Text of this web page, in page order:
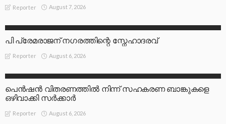
Reporter August 7, 2026
പി പ്രേമരാജന് നഗരത്തിന്റെ സ്നേഹാദരവ്
Reporter August 6, 2026
പെൻഷൻ വിതരണത്തിൽ നിന്ന് സഹകരണ ബാങ്കുകളെ
ഒഴിവാക്കി സർക്കാർ
Reporter August 6, 2026